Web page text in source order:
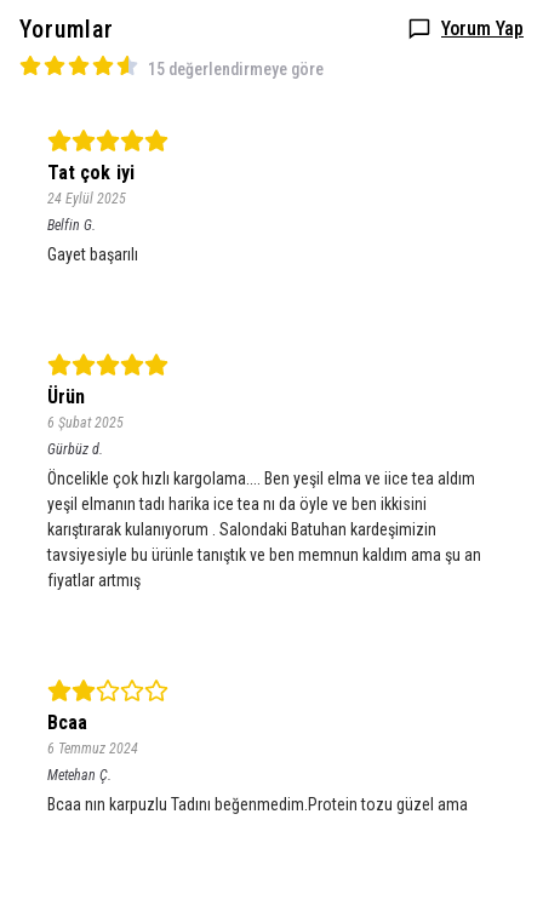
Yorumlar Yorum Yap
15 değerlendirmeye göre
Tat çok iyi
24 Eylül 2025
Belfin G.
Gayet başarılı
Ürün
6 Şubat 2025
Gürbüz d.
Öncelikle çok hızlı kargolama.... Ben yeşil elma ve iice tea aldım
yeşil elmanın tadı harika ice tea nı da öyle ve ben ikkisini
karıştırarak kulanıyorum . Salondaki Batuhan kardeşimizin
tavsiyesiyle bu ürünle tanıştık ve ben memnun kaldım ama şu an
fiyatlar artmış
Bcaa
6 Temmuz 2024
Metehan Ç.
Bcaa nın karpuzlu Tadını beğenmedim.Protein tozu güzel ama